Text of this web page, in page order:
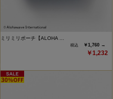
ミリミリポーチ【ALOHA …
￥1,760 →
￥1,232